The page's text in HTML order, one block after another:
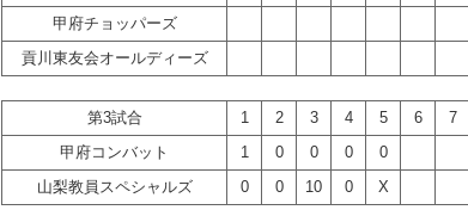
甲府チョッパーズ
貢川東友会オールディーズ
第3試合 1 2 3 4 5 6 7
甲府コンバット
1 0 0 0 0
山梨教員スペシャルズ
0 0 10 0 X